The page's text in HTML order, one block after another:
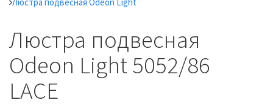
Люстра подвесная
Odeon Light 5052/86
LACE